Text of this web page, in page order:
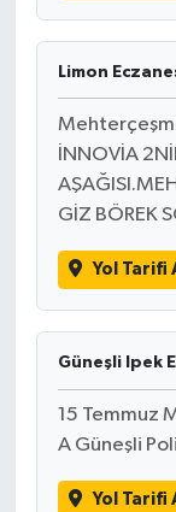
Limon
İNNOVİA
GİZ BÖREK
Yol Tarifi
Güneşli Ipek
15 Temmuz
A Güneşli
Yol Tarifi